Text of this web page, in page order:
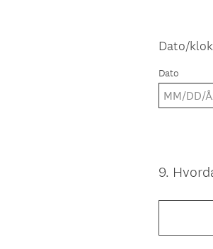
Dato/
Dato
9.